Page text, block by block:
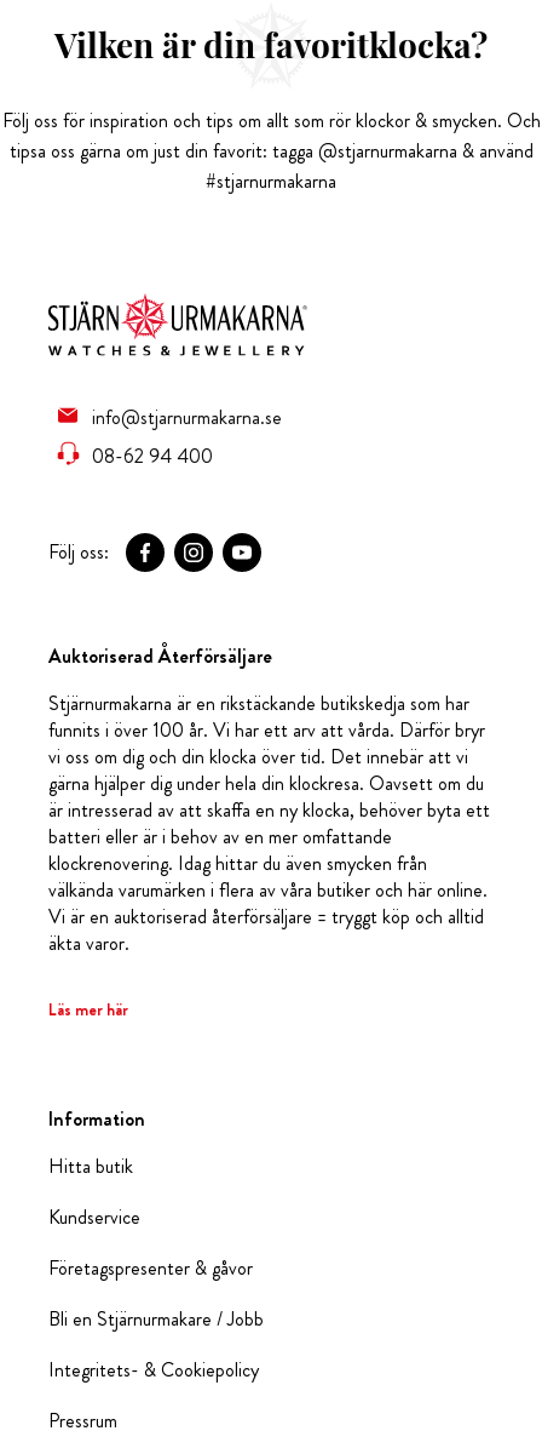
Vilken är din favoritklocka?
Följ oss för inspiration och tips om allt som rör klockor & smycken. Och
tipsa oss gärna om just din favorit: tagga @stjarnurmakarna & använd
#stjarnurmakarna
info@stjarnurmakarna.se
08-62 94 400
Följ oss:
Auktoriserad Återförsäljare
Stjärnurmakarna är en rikstäckande butikskedja som har
funnits i över 100 år. Vi har ett arv att vårda. Därför bryr
vi oss om dig och din klocka över tid. Det innebär att vi
gärna hjälper dig under hela din klockresa. Oavsett om du
är intresserad av att skaffa en ny klocka, behöver byta ett
batteri eller är i behov av en mer omfattande
klockrenovering. Idag hittar du även smycken från
välkända varumärken i flera av våra butiker och här online.
Vi är en auktoriserad återförsäljare = tryggt köp och alltid
äkta varor.
Läs mer här
Information
Hitta butik
Kundservice
Företagspresenter & gåvor
Bli en Stjärnurmakare / Jobb
Integritets- & Cookiepolicy
Pressrum